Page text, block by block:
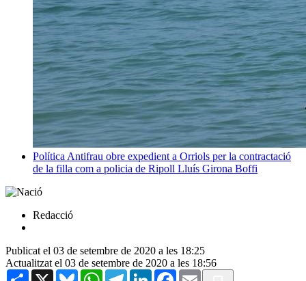
Política Antifrau obre expedient a Orriols per la contractació
de la filla com a policia de Ripoll Lluís Girona Boffi
Redacció
Publicat el 03 de setembre de 2020 a les 18:25
Actualitzat el 03 de setembre de 2020 a les 18:56
Share X BlueskyWhatsAppTelegramLinkedInFacebook
Email